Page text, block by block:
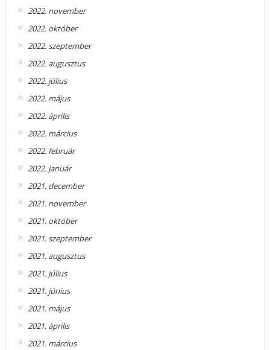
2022. november
2022. október
2022. szeptember
2022. augusztus
2022. július
2022. május
2022. április
2022. március
2022. február
2022. január
2021. december
2021. november
2021. október
2021. szeptember
2021. augusztus
2021. július
2021. június
2021. május
2021. április
2021. március